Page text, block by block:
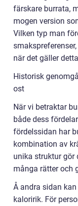
färskare burrata,
mogen version
Vilken typ man
när det gäller
Historisk
ost
När vi betraktar
både dess
fördelssidan har
kombination av
unika struktur gör
många rätter och
Å andra sidan
kaloririk. För